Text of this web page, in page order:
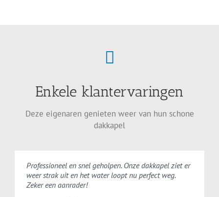
Enkele klantervaringen
Deze eigenaren genieten weer van hun schone
dakkapel
Professioneel en snel geholpen. Onze dakkapel ziet er
weer strak uit en het water loopt nu perfect weg.
Zeker een aanrader!